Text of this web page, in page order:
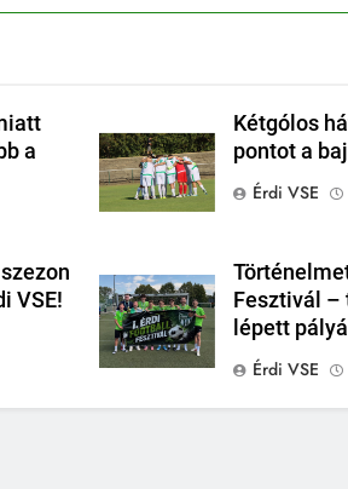
a
Kétgólos
pontot a
Érdi VSE
VSE!
Fesztivál –
lépett
Érdi VSE